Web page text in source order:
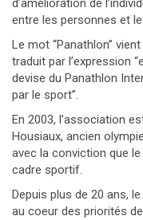
d’amélioration de
entre les personnes et
Le mot “Panathlon”
traduit par l’expression
devise du Panathlon
par le sport”.
En 2003, l’association
Housiaux, ancien
avec la conviction que
cadre sportif.
Depuis plus de 20 ans,
au coeur des priorités